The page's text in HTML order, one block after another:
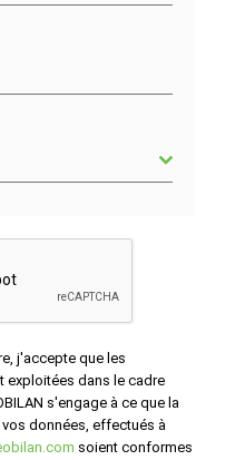
j'accepte que les
dans le cadre
s'engage à ce que la
données, effectués à
soient conformes